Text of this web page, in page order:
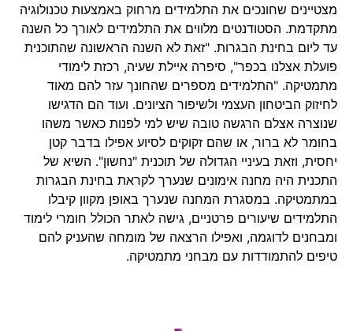
מצטיינים שחונכים את התלמידים מרחוק באמצעות טכנולוגיה
מתקדמת. הסטודנטים מלווים את התלמידים לאורך כל השנה
עד ליום בחינת הבגרות. "זאת לא השנה הראשונה שהתוכנית
פועלת אצלנו בכפר", סיפרה איילת שעיה, רכזת לימודי
מתמטיקה. "התלמידים מספרים שהחונך עזר להם מאוד
לחיזוק הביטחון העצמי ולשיפור הציונים. ועוד הם הדגישו
שנוצרה אצלם הרגשה טובה שיש למי לפנות כאשר משהו
בחומר לא ברור, או שהם זקוקים לסיוע אפילו בדבר קטן
יחסית, וזאת בעיניי הגדולה של תוכנית "נחשון". השיא של
התכנית היה מחנה אימונים שנערך לקראת בחינת הבגרות
במתמטיקה. במסגרת המחנה שנערך באופן מקוון קיבלו
התלמידים שיעורים פרטניים, גישה לאתר הכולל חומרי לימוד
ומבחנים לדוגמה, ואפילו הרצאה של מומחה שהעניק להם
טיפים להתמודדות עם מבחני מתמטיקה.